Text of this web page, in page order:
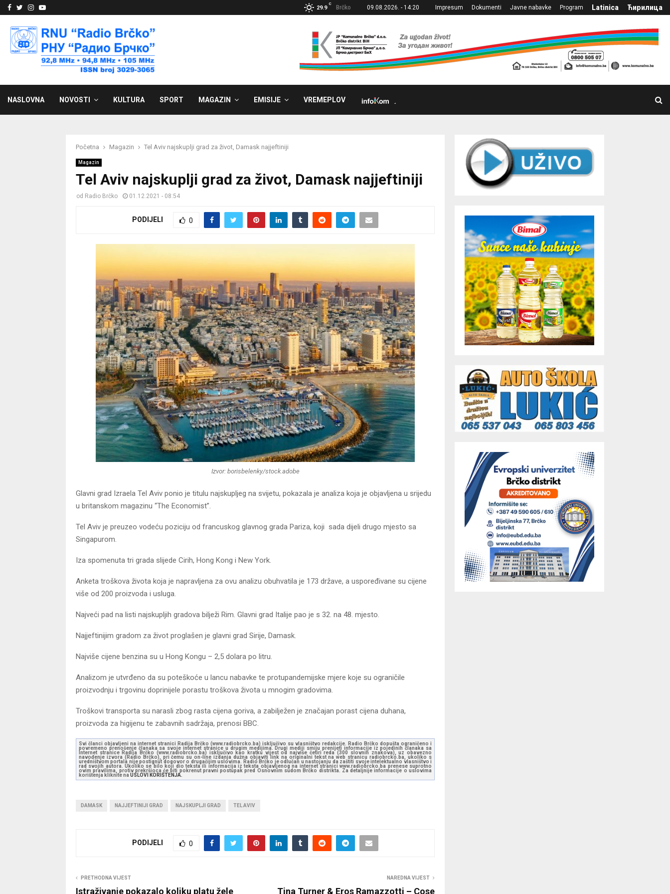
Facebook
Twitter
Instagram
Youtube 29.9
C
Brčko 09.08.2026. - 14:20 Impresum Dokumenti Javne nabavke Program Latinica Ћирилица
NASLOVNA NOVOSTI KULTURA SPORT MAGAZIN EMISIJE VREMEPLOV
Početna Magazin Tel Aviv najskuplji grad za život, Damask najjeftiniji
Magazin
Tel Aviv najskuplji grad za život, Damask najjeftiniji
od Radio Brčko 01.12.2021 - 08:54
PODIJELI 0
Izvor: borisbelenky/stock.adobe
Glavni grad Izraela Tel Aviv ponio je titulu najskupljeg na svijetu, pokazala je analiza koja je objavljena u srijedu
u britanskom magazinu “The Economist”.
Tel Aviv je preuzeo vodeću poziciju od francuskog glavnog grada Pariza, koji sada dijeli drugo mjesto sa
Singapurom.
Iza spomenuta tri grada slijede Cirih, Hong Kong i New York.
Anketa troškova života koja je napravljena za ovu analizu obuhvatila je 173 države, a uspoređivane su cijene
više od 200 proizvoda i usluga.
Najveći pad na listi najskupljih gradova bilježi Rim. Glavni grad Italije pao je s 32. na 48. mjesto.
Najjeftinijim gradom za život proglašen je glavni grad Sirije, Damask.
Najviše cijene benzina su u Hong Kongu – 2,5 dolara po litru.
Analizom je utvrđeno da su poteškoće u lancu nabavke te protupandemijske mjere koje su ograničile
proizvodnju i trgovinu doprinijele porastu troškova života u mnogim gradovima.
Troškovi transporta su narasli zbog rasta cijena goriva, a zabilježen je značajan porast cijena duhana,
proizvoda za higijenu te zabavnih sadržaja, prenosi BBC.
Svi članci objavljeni na internet stranici Radija Brčko (www.radiobrcko.ba) isključivo su vlasništvo redakcije. Radio Brčko dopušta ograničeno i
povremeno prenošenje članaka sa svoje internet stranice u drugim medijima. Drugi mediji smiju prenijeti informacije iz pojedinih članaka sa
Internet stranice Radija Brčko (www.radiobrcko.ba) isključivo kao kratku vijest od najviše četiri reda (300 slovnih znakova), uz obavezno
navođenje izvora (Radio Brčko), pri čemu su on-line izdanja dužna objaviti link na originalni tekst na web stranicu radiobrcko.ba, ukoliko s
uredništvom portala nije postignut dogovor o drugačijim uslovima. Radio Brčko je odlučan u nastojanju da zaštiti svoje intelektualno vlasništvo i
rad svojih autora. Ukoliko se bilo koji dio teksta ili informacija iz teksta objavljenog na internet stranici www.radiobrcko.ba prenese suprotno
ovim pravilima, protiv prekršioca će biti pokrenut pravni postupak pred Osnovnim sudom Brčko distrikta. Za detaljnije informacije o uslovima
korištenja kliknite na USLOVI KORIŠTENJA.
DAMASK NAJJEFTINIJI GRAD NAJSKUPLJI GRAD TEL AVIV
PODIJELI 0
PRETHODNA VIJEST
Istraživanje pokazalo koliku platu žele
NAREDNA VIJEST
Tina Turner & Eros Ramazzotti – Cose